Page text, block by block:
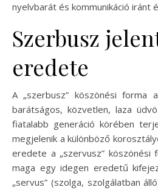
nyelvbarát és kommunikáció iránt
Szerbusz
eredete
A „szerbusz” köszönési forma
barátságos, közvetlen, laza
fiatalabb generáció körében
megjelenik a különböző
eredete a „szervusz” köszönési
maga egy idegen eredetű
„servus” (szolga, szolgálatban